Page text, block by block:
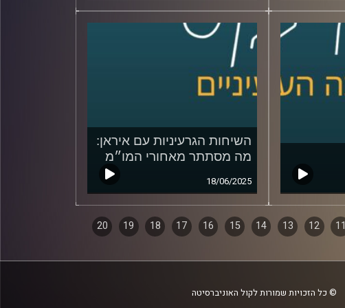
השיחות הגרעיניות עם איראן:
מה מסתתר מאחורי המו״מ
18/06/2025
11
12
13
14
15
16
17
18
19
20
© כל הזכויות שמורות לקול האוניברסיטה